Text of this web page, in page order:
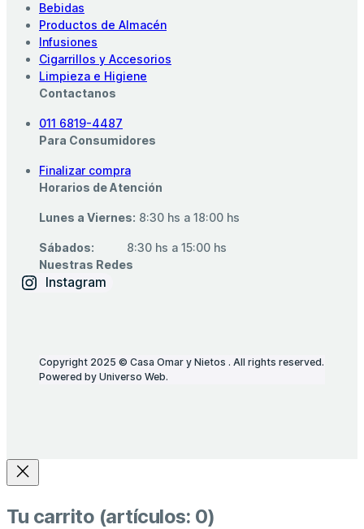
Bebidas
Productos de Almacén
Infusiones
Cigarrillos y Accesorios
Limpieza e Higiene
Contactanos
011 6819-4487
Para Consumidores
Finalizar compra
Horarios de Atención
Lunes a Viernes: 8:30 hs a 18:00 hs
Sábados: ‎ ‎ ‎ ‎ ‎ ‎ ‎ ‎ ‎ 8:30 hs a 15:00 hs
Nuestras Redes
Instagram
Copyright 2025 © Casa Omar y Nietos . All rights reserved.
Powered by Universo Web.
Tu carrito (artículos: 0)